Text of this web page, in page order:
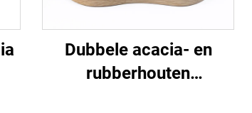
Dubbele acacia- en
rubberhouten